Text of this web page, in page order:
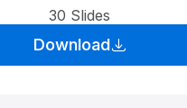
30 Slides
Download